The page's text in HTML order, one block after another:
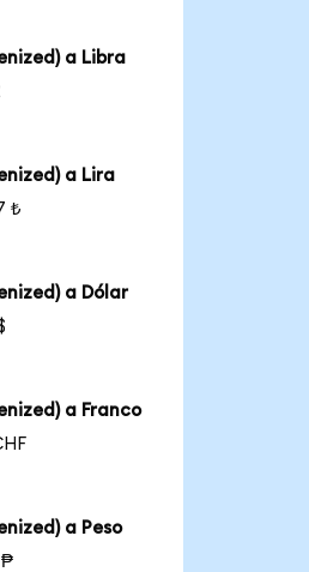
a Libra
a Lira
₺
a Dólar
a Franco
a Peso
₱